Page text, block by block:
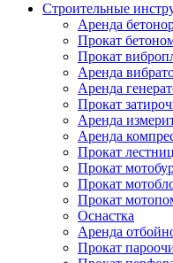
Строительные
Аренда
Прокат
Прокат
Аренда
Аренда
Прокат
Аренда
Аренда
Прокат
Прокат
Прокат
Прокат
Оснастка
Аренда
Прокат